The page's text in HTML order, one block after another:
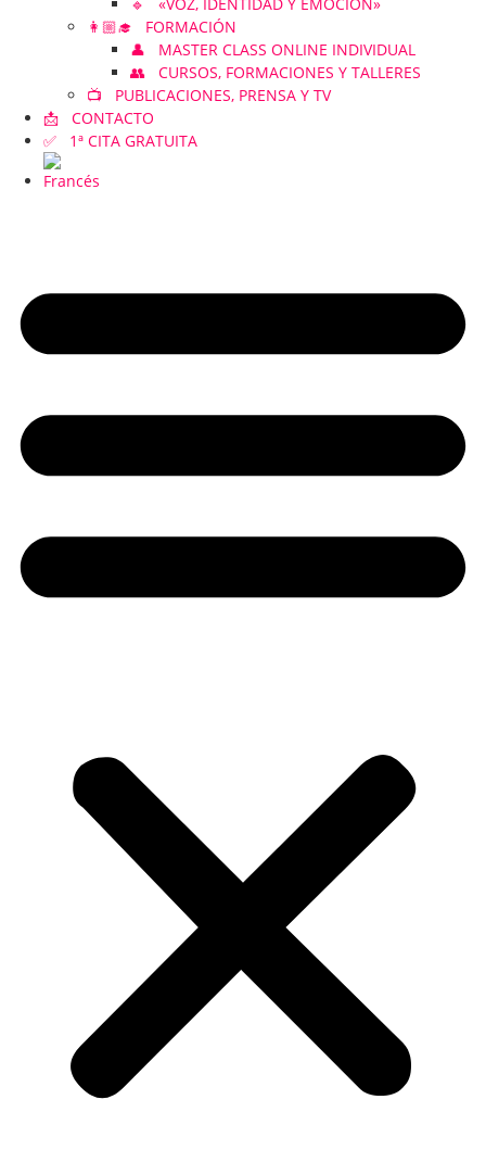
👩🏼‍🎓 FORMACIÓN
👤 MASTER CLASS ONLINE INDIVIDUAL
👥 CURSOS, FORMACIONES Y TALLERES
📺 PUBLICACIONES, PRENSA Y TV
📩 CONTACTO
✅ 1ª CITA GRATUITA